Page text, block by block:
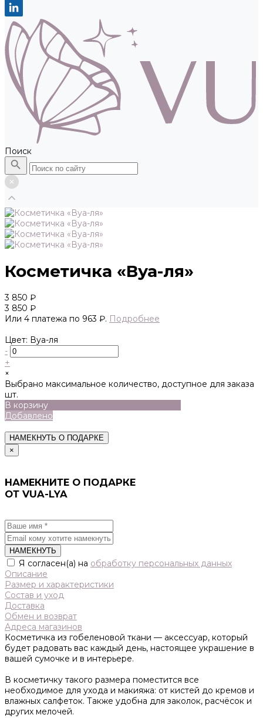
Поиск
Косметичка «Вуа-ля»
3 850 ₽
3 850 ₽
Или 4 платежа по 963 ₽. Подробнее
Цвет: Вуа-ля
-
+
×
Выбрано максимальное количество, доступное для заказа
шт.
В корзину
Добавлено
НАМЕКНУТЬ О ПОДАРКЕ
×
НАМЕКНИТЕ О ПОДАРКЕ
ОТ VUA-LYA
НАМЕКНУТЬ
Я согласен(а) на обработку персональных данных
Описание
Размер и характеристики
Состав и уход
Доставка
Обмен и возврат
Адреса магазинов
Косметичка из гобеленовой ткани — аксессуар, который
будет радовать вас каждый день, настоящее украшение в
вашей сумочке и в интерьере.
В косметичку такого размера поместится все
необходимое для ухода и макияжа: от кистей до кремов и
влажных салфеток. Также удобна для заколок, расчёсок и
других мелочей.